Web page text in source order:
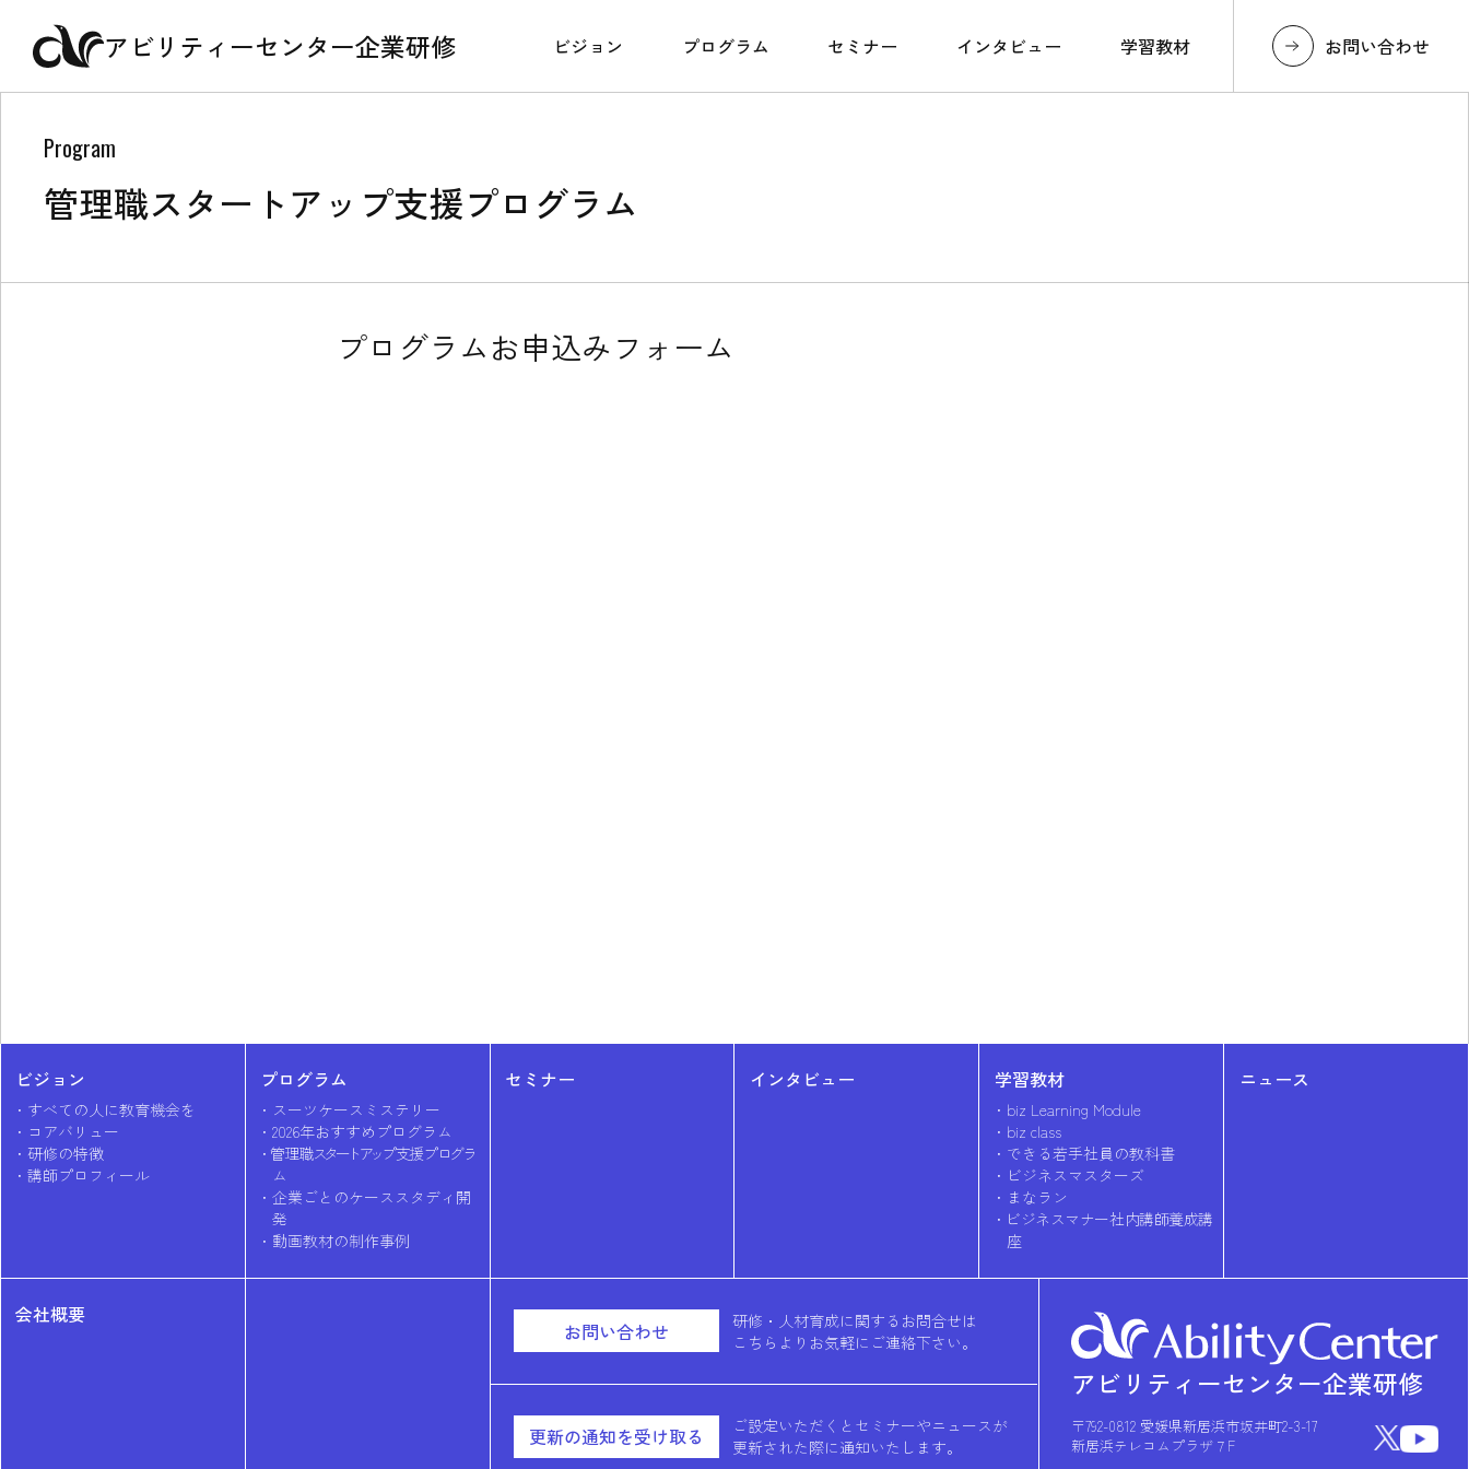
アビリティーセンター企業研修 ビジョン プログラム セミナー インタビュー 学習教材 お問い合わせ
Program
管理職スタートアップ支援プログラム
プログラムお申込みフォーム
ビジョン
すべての人に教育機会を
コアバリュー
研修の特徴
講師プロフィール
プログラム
スーツケースミステリー
2026年おすすめプログラム
管理職スタートアップ支援プログラ
ム
企業ごとのケーススタディ開
発
動画教材の制作事例
セミナー インタビュー 学習教材
biz Learning Module
biz class
できる若手社員の教科書
ビジネスマスターズ
まなラン
ビジネスマナー社内講師養成講
座
ニュース
会社概要
お問い合わせ
研修・人材育成に関するお問合せは
こちらよりお気軽にご連絡下さい。
更新の通知を受け取る
ご設定いただくとセミナーやニュースが
更新された際に通知いたします。
アビリティーセンター企業研修
〒792-0812 愛媛県新居浜市坂井町2-3-17
新居浜テレコムプラザ７F